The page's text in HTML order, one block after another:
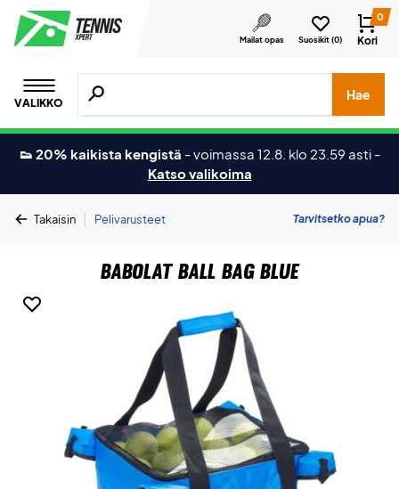
Mailat opas Suosikit (0)
0
Kori
VALIKKO
Hae tuotteita, merkkejä jne.
Hae
👟 20% kaikista kengistä -voimassa 12.8. klo 23.59 asti -
Katso valikoima
Takaisin | Pelivarusteet Tarvitsetko apua?
Babolat Ball Bag Blue